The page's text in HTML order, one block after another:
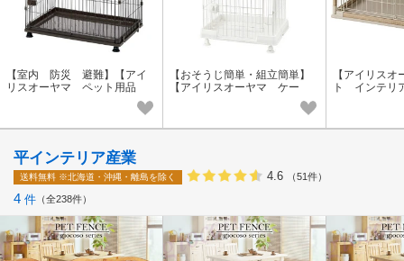
【室内 防災 避難】【アイ
リスオーヤマ ペット用品
サークル】コンビネーション
【おそうじ簡単・組立簡単】
【アイリスオーヤマ ケー
ジ】ミニキャットケージ ハ
【アイリス
ト インテリ
平インテリア産業
送料無料 ※北海道・沖縄・離島を除く 4.6 （51件）
4 件 全238件